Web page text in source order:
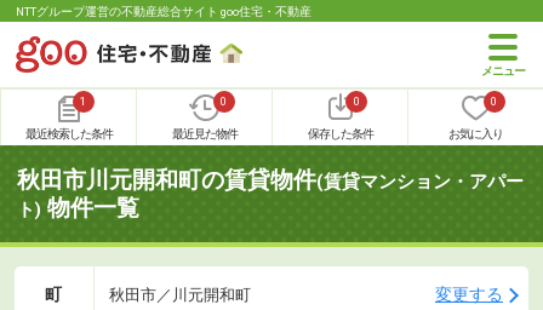
NTTグループ運営の不動産総合サイト goo住宅・不動産
1
最近検索した条件
0
最近見た物件
0
保存した条件
0
お気に入り
秋田市川元開和町の賃貸物件(賃貸マンション・アパー
ト) 物件一覧
町 秋田市／川元開和町 変更する